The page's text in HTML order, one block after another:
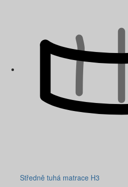
Středně tuhá matrace H3